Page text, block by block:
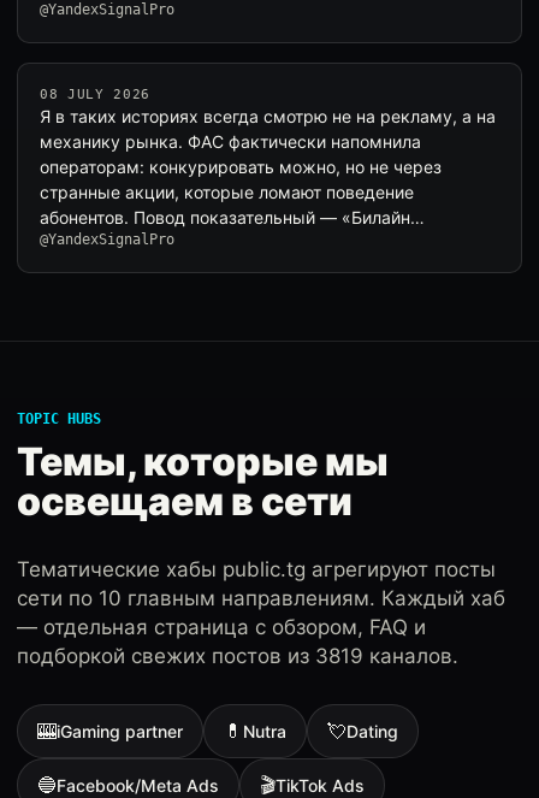
@YandexSignalPro
08 JULY 2026
Я в таких историях всегда смотрю не на рекламу, а на
механику рынка. ФАС фактически напомнила
операторам: конкурировать можно, но не через
странные акции, которые ломают поведение
абонентов. Повод показательный — «Билайн…
@YandexSignalPro
TOPIC HUBS
Темы, которые мы
освещаем в сети
Тематические хабы public.tg агрегируют посты
сети по 10 главным направлениям. Каждый хаб
— отдельная страница с обзором, FAQ и
подборкой свежих постов из 3819 каналов.
🎰iGaming partner 💊 Nutra 💘Dating
🔵Facebook/Meta Ads 🎬TikTok Ads